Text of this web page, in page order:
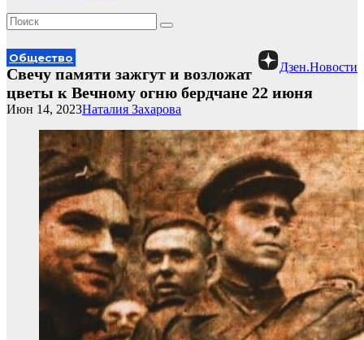
Дзен.Новости
Общество
Свечу памяти зажгут и возложат
цветы к Вечному огню бердчане 22 июня
Наталия Захарова
Июн 14, 2023